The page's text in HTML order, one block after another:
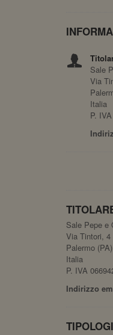
Sale
Via
Italia
P.
Sale Pepe e
Via Tintori, 4
Palermo
Italia
P. IVA
Indirizzo